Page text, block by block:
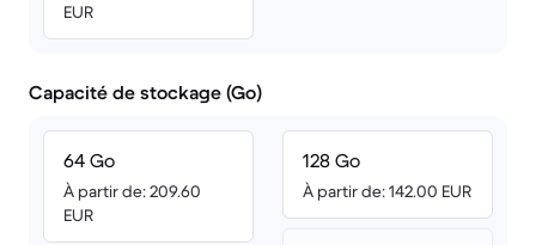
EUR
Capacité de stockage (Go)
64 Go
À partir de: 209.60
EUR
128 Go
À partir de: 142.00 EUR